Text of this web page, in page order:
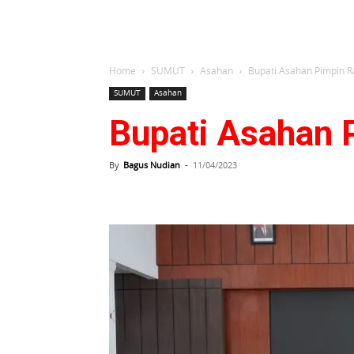
Home SUMUT Asahan Bupati Asahan Pimpin
SUMUT Asahan
Bupati Asahan
By Bagus Nudian - 11/04/2023